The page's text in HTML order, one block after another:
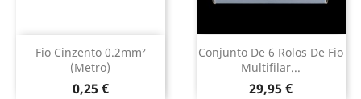
Fio Cinzento 0.2mm²
(metro)
Preço
0,25 €
Conjunto De 6 Rolos De Fio
Multifilar...
Preço
29,95 €